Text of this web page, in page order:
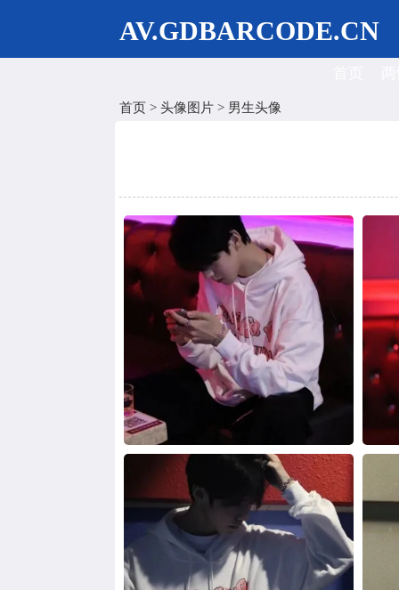
AV.GDBARCODE.CN
首页 >头像图片 > 男生头像